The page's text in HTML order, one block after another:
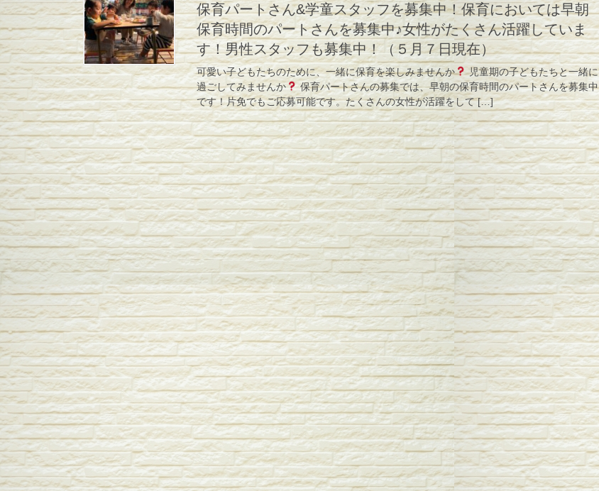
保育パートさん&学童スタッフを募集中！保育においては早朝
保育時間のパートさんを募集中♪女性がたくさん活躍していま
す！男性スタッフも募集中！（５月７日現在）
可愛い子どもたちのために、一緒に保育を楽しみませんか
児童期の子どもたちと一緒に
過ごしてみませんか
保育パートさんの募集では、早朝の保育時間のパートさんを募集中
です！片免でもご応募可能です。たくさんの女性が活躍をして […]